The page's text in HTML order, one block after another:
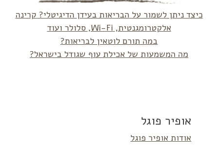
כיצד ניתן לשמור על הבריאות בעידן הדיגיטלי? קרינה
אלקטרומגנטית, Wi-Fi, סלולר ועוד
במה תורם לוטאין לבריאות?
מה המשמעות של אכילת עוף שגודל בישראל?
אופיר פוגל
אודות אופיר פוגל